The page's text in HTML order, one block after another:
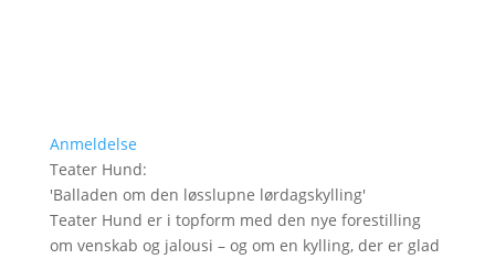
Anmeldelse
Teater Hund:
'Balladen om den løsslupne lørdagskylling'
Teater Hund er i topform med den nye forestilling
om venskab og jalousi – og om en kylling, der er glad